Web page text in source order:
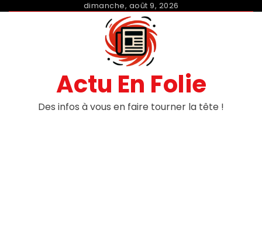
dimanche, août 9, 2026
Actu En Folie
Des infos à vous en faire tourner la tête !